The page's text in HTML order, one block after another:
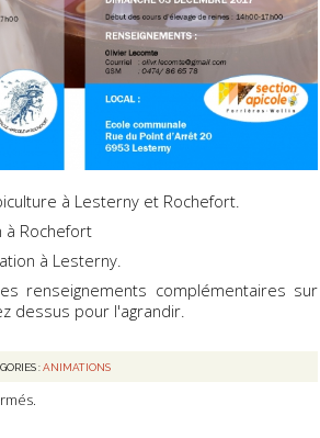
à Lesterny et Rochefort.
à Rochefort
à Lesterny.
renseignements complémentaires sur
dessus pour l'agrandir.
:ANIMATIONS